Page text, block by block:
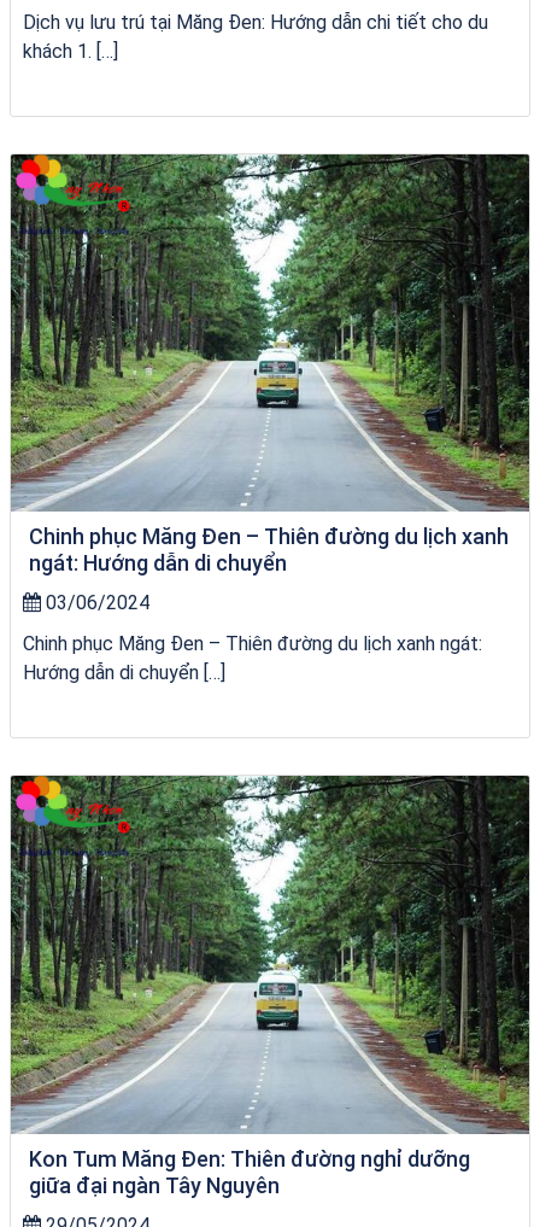
Dịch vụ lưu trú tại Măng Đen: Hướng dẫn chi tiết cho du
khách 1. […]
City Tour Quy Nhơn
Chinh phục Măng Đen – Thiên đường du lịch xanh
ngát: Hướng dẫn di chuyển
03/06/2024
Chinh phục Măng Đen – Thiên đường du lịch xanh ngát:
Hướng dẫn di chuyển […]
City Tour Quy Nhơn
Kon Tum Măng Đen: Thiên đường nghỉ dưỡng
giữa đại ngàn Tây Nguyên